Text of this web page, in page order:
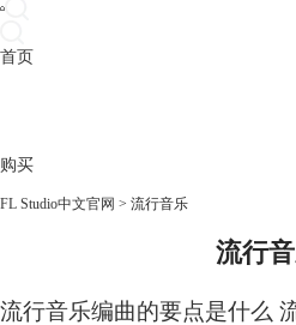
首页
购买
FL Studio中文官网 > 流行音乐
流行
流行音乐编曲的要点是什么